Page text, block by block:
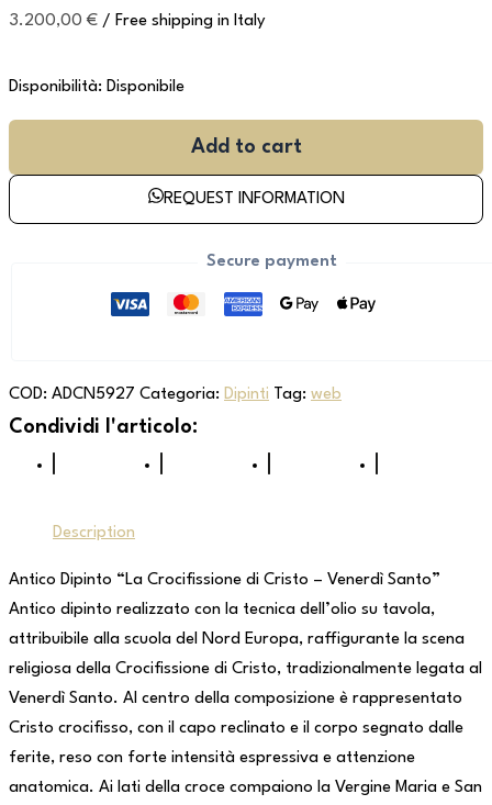
3.200,00 € / Free shipping in Italy
Disponibilità: Disponibile
Add to cart
REQUEST INFORMATION
Secure payment
COD: ADCN5927 Categoria: Dipinti Tag: web
Description
Antico Dipinto “La Crocifissione di Cristo – Venerdì Santo”
Antico dipinto realizzato con la tecnica dell’olio su tavola,
attribuibile alla scuola del Nord Europa, raffigurante la scena
religiosa della Crocifissione di Cristo, tradizionalmente legata al
Venerdì Santo. Al centro della composizione è rappresentato
Cristo crocifisso, con il capo reclinato e il corpo segnato dalle
ferite, reso con forte intensità espressiva e attenzione
anatomica. Ai lati della croce compaiono la Vergine Maria e San